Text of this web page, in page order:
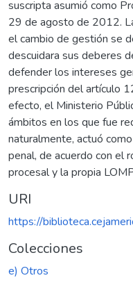
suscripta asumió como
29 de agosto de 2012.
el cambio de gestión se
descuidara sus deberes
defender los intereses
prescripción del artículo
efecto, el Ministerio
ámbitos en los que fue
naturalmente, actuó
penal, de acuerdo con el
procesal y la propia
URI
https://
Colecciones
e) Otros